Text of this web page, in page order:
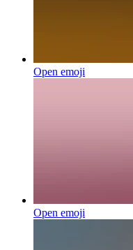
Open emoji
Open emoji